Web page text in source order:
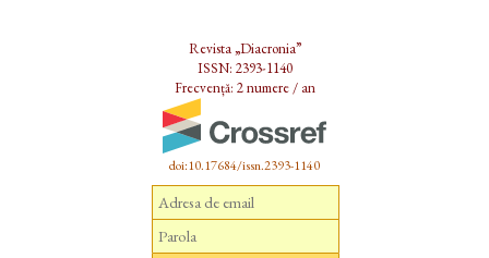
Revista „Diacronia”
ISSN: 2393-1140
Frecvență: 2 numere / an
doi:10.17684/issn.2393-1140